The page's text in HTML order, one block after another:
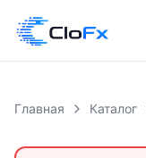
Главная Каталог